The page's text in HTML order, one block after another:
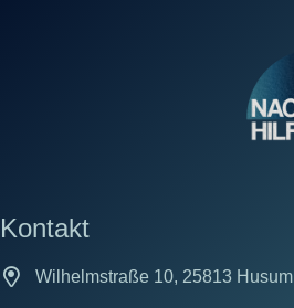
Kontakt
Wilhelmstraße 10, 25813 Husum